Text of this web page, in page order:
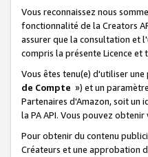
Vous reconnaissez nous
fonctionnalité de la Creators
assurer que la consultation et
compris la présente Licence
Vous êtes tenu(e) d'utiliser
de Compte ») et un
Partenaires d'Amazon, soit un
la PA API. Vous pouvez
Pour obtenir du contenu
Créateurs et une approbation